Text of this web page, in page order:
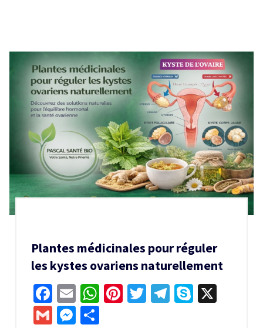
Plantes médicinales pour réguler
les kystes ovariens naturellement
Facebook
EmailWhatsApp
Pinterest
Twitter
Telegram
Skype
GmailMessenger